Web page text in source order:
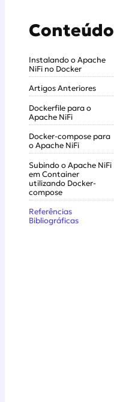
Conteúdo
Instalando o Apache
NiFi no Docker
Artigos Anteriores
Dockerfile para o
Apache NiFi
Docker-compose para
o Apache NiFi
Subindo o Apache NiFi
em Container
utilizando Docker-
compose
Referências
Bibliográficas